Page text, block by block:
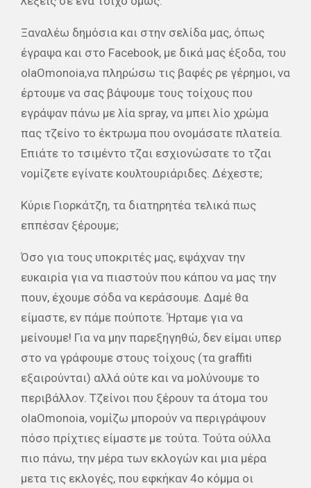
Ξαναλέω δημόσια και στην σελίδα μας, όπως
έγραψα και στο Facebook, με δικά μας έξοδα, του
olaOmonoia,να πληρώσω τις βαφές ρε γέρημοι, να
έρτουμε να σας βάψουμε τους τοίχους που
εγράψαν πάνω με λία spray, να μπει λίο χρώμα
πας τζείνο το έκτρωμα που ονομάσατε πλατεία.
Επιάτε το τσιμέντο τζαι εσχιονώσατε το τζαι
νομίζετε εγίνατε κουλτουριάριδες. Δέχεστε;
Κύριε Γιορκάτζη, τα διατηρητέα τελικά πως
εππέσαν ξέρουμε;
Όσο για τους υποκριτές μας, εψάχναν την
ευκαιρία για να πιαστούν που κάπου να μας την
πουν, έχουμε σόδα να κεράσουμε. Δαμέ θα
είμαστε, εν πάμε πούποτε. Ήρταμε για να
μείνουμε! Για να μην παρεξηγηθώ, δεν είμαι υπερ
στο να γράφουμε στους τοίχους (τα graffiti
εξαιρούνται) αλλά ούτε και να μολύνουμε το
περιβάλλον. Τζείνοι που ξέρουν τα άτομα του
olaOmonoia, νομίζω μπορούν να περιγράψουν
πόσο πρίχτιες είμαστε με τούτα. Τούτα ούλλα
πιο πάνω, την μέρα των εκλογών και μια μέρα
μετα τις εκλογές, που εφκήκαν 4ο κόμμα οι